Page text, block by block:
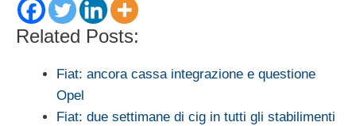
Related Posts:
Fiat: ancora cassa integrazione e questione
Opel
Fiat: due settimane di cig in tutti gli stabilimenti